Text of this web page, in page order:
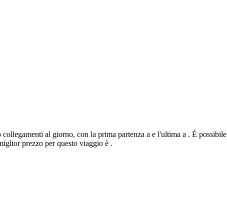
al giorno, con la prima partenza a e l'ultima a . È possibile
prezzo per questo viaggio è .